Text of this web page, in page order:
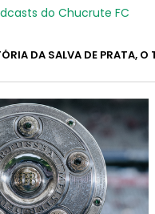
DA SALVA DE PRATA, O